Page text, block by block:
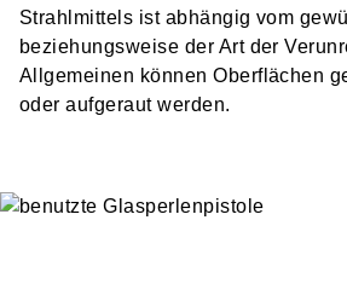
Strahlmittels ist abhängig vom
beziehungsweise der Art der
Allgemeinen können Oberflächen
oder aufgeraut werden.